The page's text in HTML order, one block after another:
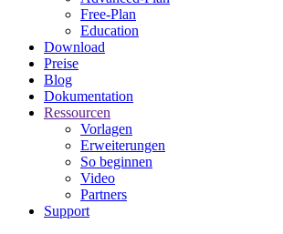
Free-Plan
Education
Download
Preise
Blog
Dokumentation
Ressourcen
Vorlagen
Erweiterungen
So beginnen
Video
Partners
Support